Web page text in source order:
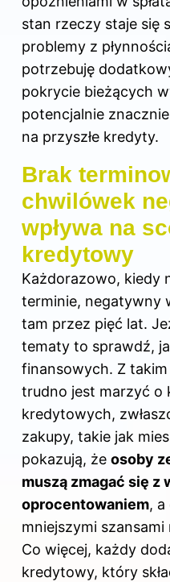
stan rzeczy staje się
problemy z
potrzebuję
pokrycie bieżących
potencjalnie
na przyszłe kredyty.
Brak
chwilówek
wpływa na
kredytowy
Każdorazowo, kiedy
terminie, negatywny
tam przez pięć lat.
tematy to sprawdź,
finansowych. Z
trudno jest marzyć o
kredytowych,
zakupy, takie jak
pokazują, że osoby
muszą zmagać się z
oprocentowaniem,
mniejszymi
Co więcej, każdy
kredytowy, który